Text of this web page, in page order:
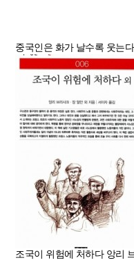
중국인은 화가 날수록 웃는다
조국이 위험에 처하다 앙리